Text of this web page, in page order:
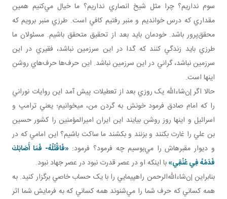
سوم نداريم؟ چرا مثل شيخ انصاري نداريم؟ ما خيال مي‌کنيم همين
مقداري که درس خوانديم و منبر رفتيم کافي است. طرزي منبر برويم که
محقق‌پرور باشد. خودمان بايد بعد از تحقيق متحقق باشيم. مسئولان ما
طرزي بايد زندگي کنند که گدا در اين سرزمين نباشد، فقيري در اين
سرزمين نباشد، گراني در اين سرزمين نباشد. اين حرف‌ها حرف‌هاي روشن
اينها است.
حالا اگر إن‌شاءالله يک روزي بعد از تعطيلات پيش آمد اين روايات نوراني
را که امام صادق فرمود خونش به گردن من، می­خوانيم؛ يعني ترامپ و
اسرائيل و اينها روز روشن بيايند اين ايران اميرالمؤمنين را کشور حسين
بن علي را غارت بکنند و بزنند و بکشند ما ساکت باشيم؟ اين امامي که در
و ديوار مقبره­اش را مي‌بوسيم چه فرمود؟ فرمود: «فَاقْتُلْهُ- فَمَا أَصَابَكَ
فَدَمُهُ فِي عُنُقِي»با اينکه او در عصر قدرت نبود در عصر جهاد نبود.
بنابراين إن‌شاءالله‌الرحمن راهپيمايي را با يک حساب خاصي برگزار کنيد. به
همه کساني که حرف شما را مي‌شنوند همه کساني که به فرمايش شما اثر